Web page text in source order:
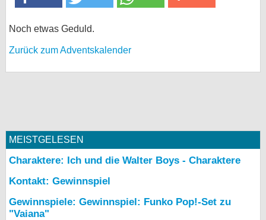
Noch etwas Geduld.
Zurück zum Adventskalender
MEISTGELESEN
Charaktere: Ich und die Walter Boys - Charaktere
Kontakt: Gewinnspiel
Gewinnspiele: Gewinnspiel: Funko Pop!-Set zu
"Vaiana"
KULTUR
Nutzungsbedingungen